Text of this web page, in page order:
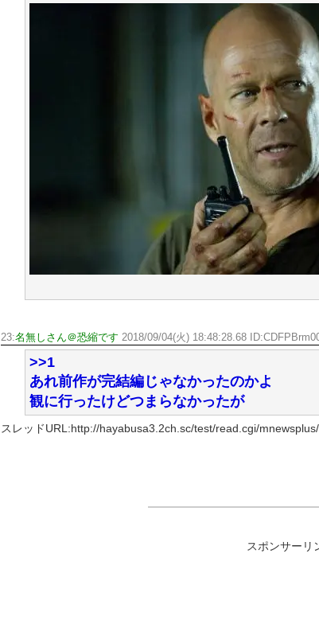
23:名無しさん＠恐縮です 2018/09/04(火) 18:48:28.68
>>1
あれ前作が完結編じゃなかったのかよ
観に行ったけどつまらなかったが
スレッドURL:http://hayabusa3.2ch.sc/test/read.cgi/
スポンサーリ